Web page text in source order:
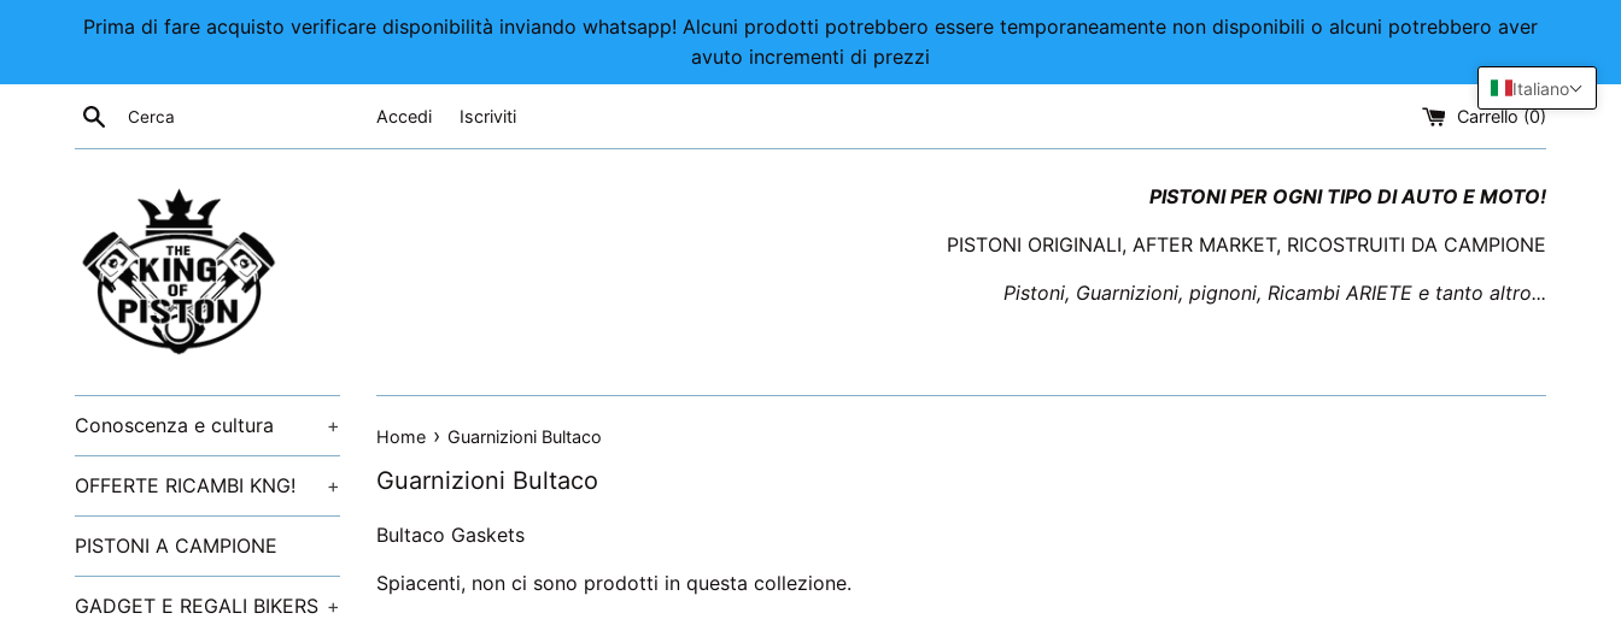
Italiano
contenuti
Prima di fare acquisto verificare disponibilità inviando whatsapp! Alcuni prodotti potrebbero essere temporaneamente non disponibili o alcuni potrebbero aver
avuto incrementi di prezzi
Cerca Accedi Iscriviti Carrello (0)
PISTONI PER OGNI TIPO DI AUTO E MOTO!
PISTONI ORIGINALI, AFTER MARKET, RICOSTRUITI DA CAMPIONE
Pistoni, Guarnizioni, pignoni, Ricambi ARIETE e tanto altro...
Conoscenza e cultura +
OFFERTE RICAMBI KNG! +
PISTONI A CAMPIONE
GADGET E REGALI BIKERS +
Home › Guarnizioni Bultaco
Guarnizioni Bultaco
Bultaco Gaskets
Spiacenti, non ci sono prodotti in questa collezione.